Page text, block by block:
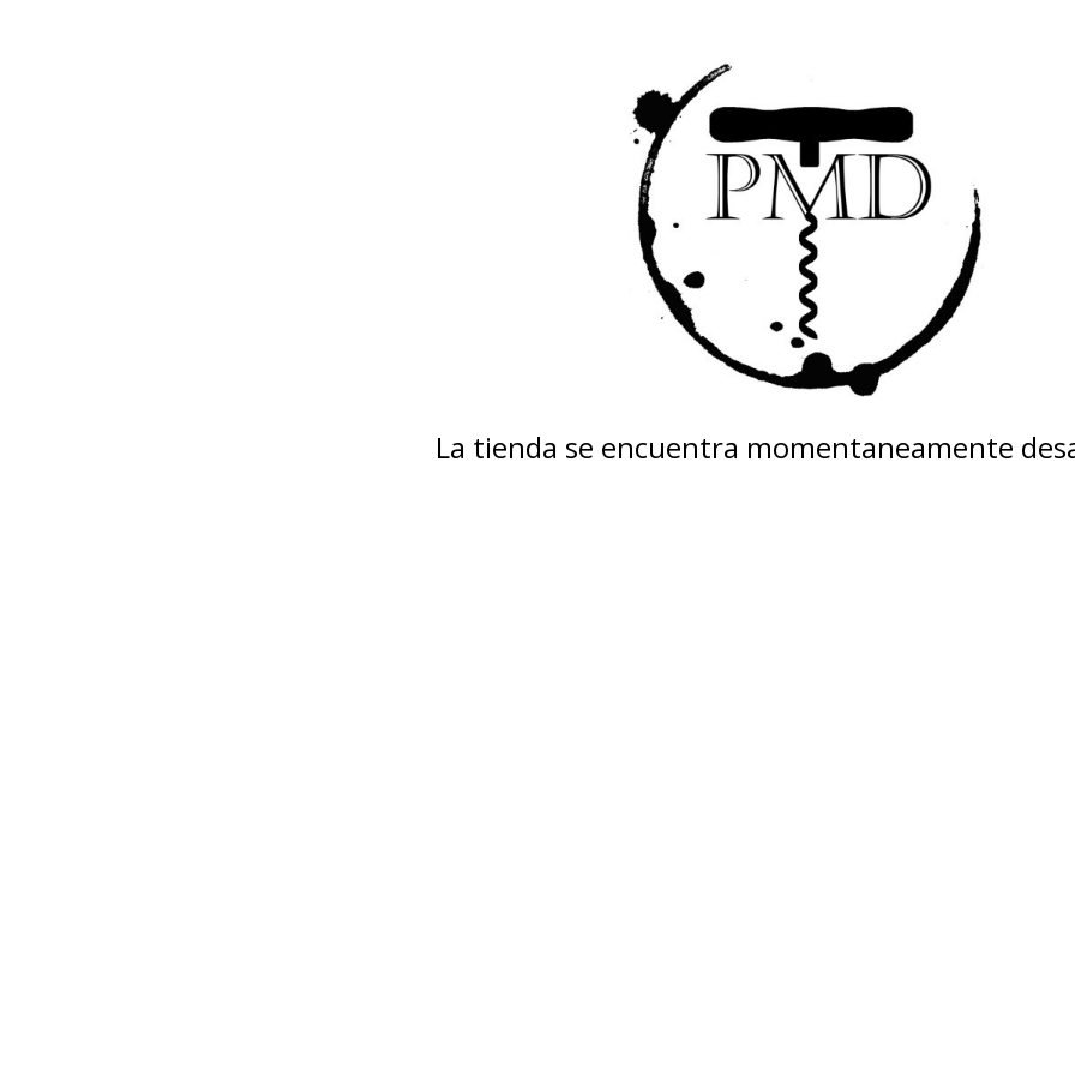
La tienda se encuentra momentaneamente